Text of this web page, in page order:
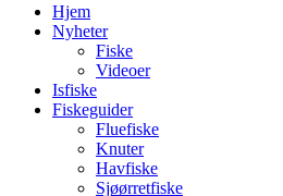
Hjem
Nyheter
Fiske
Videoer
Isfiske
Fiskeguider
Fluefiske
Knuter
Havfiske
Sjøørretfiske